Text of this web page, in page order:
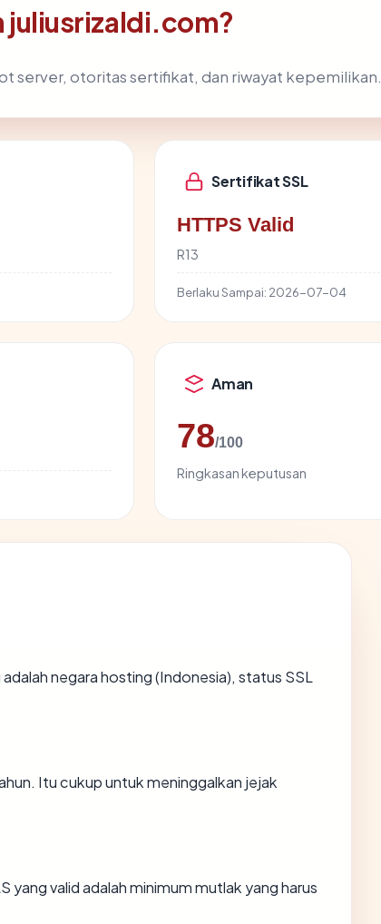
juliusrizaldi.com?
server, otoritas sertifikat, dan riwayat kepemilikan.
Sertifikat SSL
HTTPS Valid
R13
Berlaku Sampai: 2026-07-04
Aman
78/100
Ringkasan keputusan
negara hosting (Indonesia), status SSL
Itu cukup untuk meninggalkan jejak
valid adalah minimum mutlak yang harus